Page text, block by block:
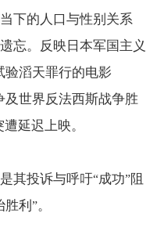
下的人口与性别关系
忘。反映日本军国主义
验滔天罪行的电影
及世界反法西斯战争胜
延迟上映。
其投诉与呼吁“成功”阻
胜利 ”。